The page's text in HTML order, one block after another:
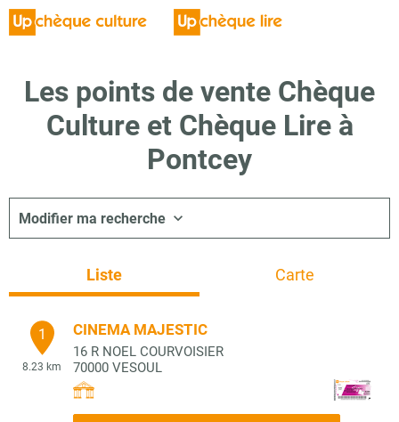
Les points de vente Chèque
Culture et Chèque Lire à
Pontcey
Modifier ma recherche
Liste Carte
1
8.23 km
CINEMA MAJESTIC
16 R NOEL COURVOISIER
70000 VESOUL